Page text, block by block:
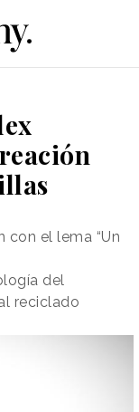
con el lema “Un
del
reciclado